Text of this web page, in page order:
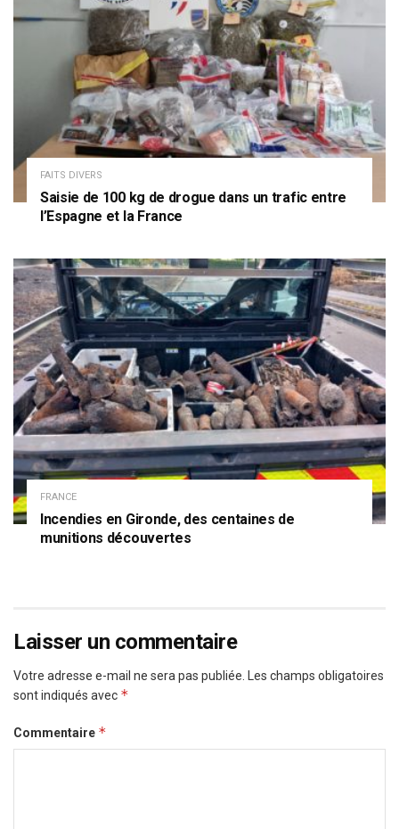
FAITS DIVERS
Saisie de 100 kg de drogue dans un trafic entre
l’Espagne et la France
FRANCE
Incendies en Gironde, des centaines de
munitions découvertes
Laisser un commentaire
Votre adresse e-mail ne sera pas publiée. Les champs obligatoires
sont indiqués avec *
Commentaire *